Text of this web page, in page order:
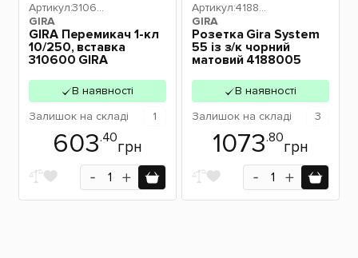
GIRA
Артикул:31060
GIRA Перемикач 1-кл
10/250, вставка
310600 GIRA
В наявності
Залишок на складі 1
603.40
грн
GIRA
Артикул:41880
Розетка Gira System
55 із з/к чорний
матовий 4188005
В наявності
Залишок на складі 3
1073.80
грн